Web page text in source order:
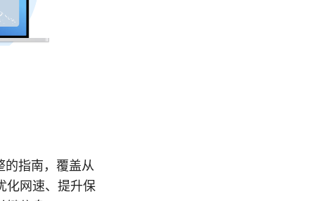
的指南，覆盖从
化网速、提升保